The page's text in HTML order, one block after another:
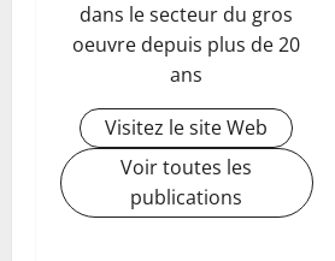
dans le secteur du gros
oeuvre depuis plus de 20
ans
Visitez le site Web
Voir toutes les
publications